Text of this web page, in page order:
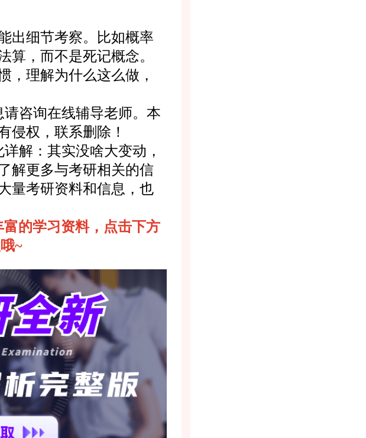
细节考察。比如概率
算，而不是死记概念。
理解为什么这么做，
咨询在线辅导老师。本
侵权，联系删除！
解：其实没啥大变动，
解更多与考研相关的信
量考研资料和信息，也
的学习资料，点击下方
~